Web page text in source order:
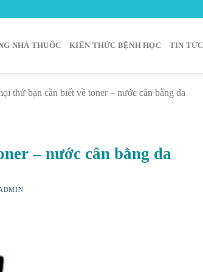
NHÀ THUỐC KIẾN THỨC BỆNH HỌC TIN TỨC
thứ bạn cần biết về toner – nước cân bằng da
– nước cân bằng da